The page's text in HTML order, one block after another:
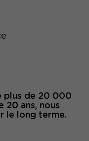
plus de 20 000
20 ans, nous
le long terme.